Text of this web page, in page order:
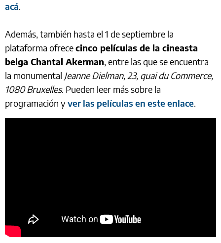
acá.
Además, también hasta el 1 de septiembre la
plataforma ofrececinco películas de la cineasta
belga Chantal Akerman, entre las que se encuentra
la monumental Jeanne Dielman, 23, quai du Commerce,
1080 Bruxelles. Pueden leer más sobre la
programación yver las películas en este enlace.